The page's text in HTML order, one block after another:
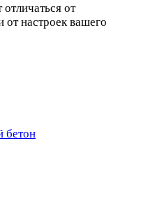
от
от настроек вашего
бетон